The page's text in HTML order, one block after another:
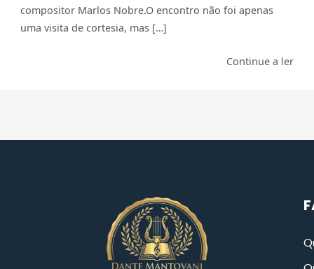
compositor Marlos Nobre.O encontro não foi apenas
uma visita de cortesia, mas […]
Continue a ler